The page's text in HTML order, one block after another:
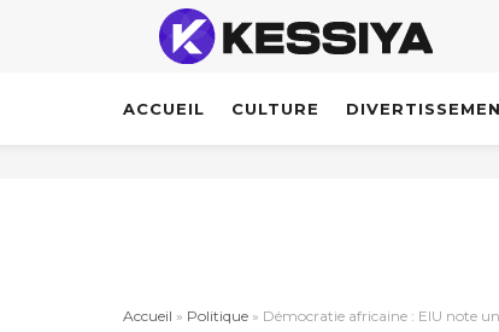
ACCUEIL CULTURE
Accueil » Politique » Démocratie africaine : EIU note